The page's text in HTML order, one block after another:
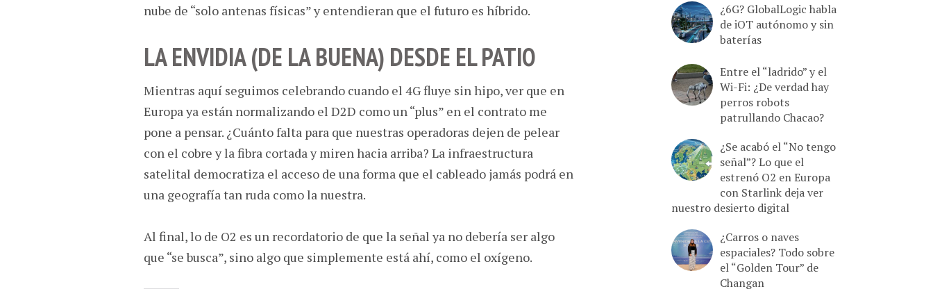
nube de “solo antenas físicas” y entendieran que el futuro es híbrido.
LA ENVIDIA (DE LA BUENA) DESDE EL PATIO
Mientras aquí seguimos celebrando cuando el 4G fluye sin hipo, ver que en
Europa ya están normalizando el D2D como un “plus” en el contrato me
pone a pensar. ¿Cuánto falta para que nuestras operadoras dejen de pelear
con el cobre y la fibra cortada y miren hacia arriba? La infraestructura
satelital democratiza el acceso de una forma que el cableado jamás podrá en
una geografía tan ruda como la nuestra.
Al final, lo de O2 es un recordatorio de que la señal ya no debería ser algo
que “se busca”, sino algo que simplemente está ahí, como el oxígeno.
¿6G? GlobalLogic habla
de iOT autónomo y sin
baterías
Entre el “ladrido” y el
Wi-Fi: ¿De verdad hay
perros robots
patrullando Chacao?
¿Se acabó el “No tengo
señal”? Lo que el
estrenó O2 en Europa
con Starlink deja ver
nuestro desierto digital
¿Carros o naves
espaciales? Todo sobre
el “Golden Tour” de
Changan